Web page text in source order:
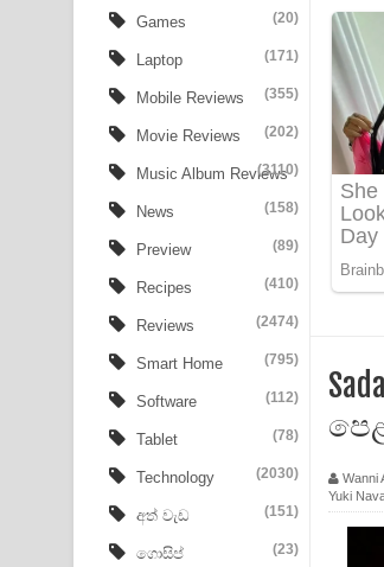
UNUHUMA Song Lyrics -
Katakara Song Lyrics -
Tharu Yaye Dilena Song
Ow Man Sosa Song
Heavy Weight Song Lyrics
FEVER DREAM Lyrics -
BTS : Hooligan Lyrics
PATHINIYE Song Lyrics
Sorry Sir Song Lyrics -
Games (20)
Laptop (171)
Mobile Reviews (355)
Movie Reviews (202)
Music Album Reviews
(3110)
News (158)
Preview (89)
Recipes (410)
Reviews (2474)
Smart Home (795)
Software (112)
Tablet (78)
Technology (2030)
අත් වැඩ (151)
ගොසිප් (23)
Wanni
Yuki